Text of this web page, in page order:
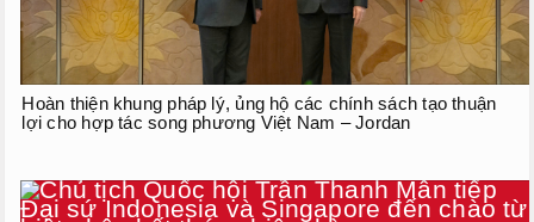
Hoàn thiện khung pháp lý, ủng hộ các chính sách tạo thuận
lợi cho hợp tác song phương Việt Nam – Jordan